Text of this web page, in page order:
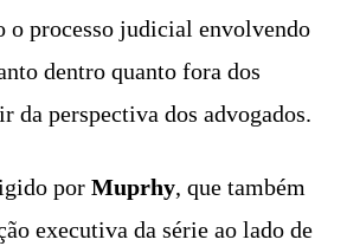
o processo judicial envolvendo
dentro quanto fora dos
da perspectiva dos advogados.
por Muprhy, que também
executiva da série ao lado de